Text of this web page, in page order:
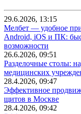
29.6.2026, 13:15
Мелбет — удобное
Android, iOS и ПК:
возможности
26.6.2026, 09:51
Разделочные столы:
медицинских
28.4.2026, 09:47
Эффективное
щитов в Москве
28.4.2026, 09:42